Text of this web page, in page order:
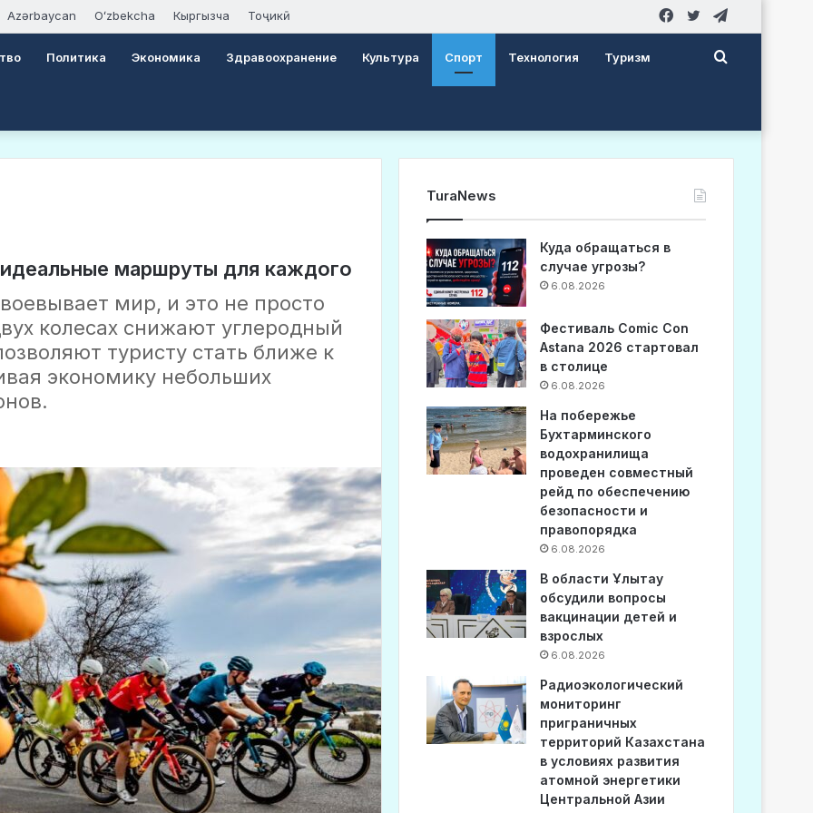
Azərbaycan Oʻzbekcha Кыргызча Тоҷикӣ Twitter
Facebook
Политика Экономика Здравоохранение Культура Спорт Технология Туризм Search
маршруты для каждого
мир, и это не просто
колесах снижают углеродный
туристу стать ближе к
экономику небольших
TuraNews
Куда обращаться в
случае угрозы?
6.08.2026
Фестиваль Comic Con
Astana 2026 стартовал
в столице
6.08.2026
На побережье
Бухтарминского
водохранилища
проведен совместный
рейд по обеспечению
безопасности и
правопорядка
6.08.2026
В области Ұлытау
обсудили вопросы
вакцинации детей и
взрослых
6.08.2026
Радиоэкологический
мониторинг
приграничных
территорий Казахстана
в условиях развития
атомной энергетики
Центральной Азии